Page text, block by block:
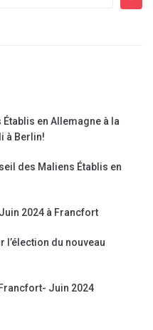
en Allemagne à la
à Berlin!
des Maliens Établis en
2024 à Francfort
l’élection du nouveau
Juin 2024